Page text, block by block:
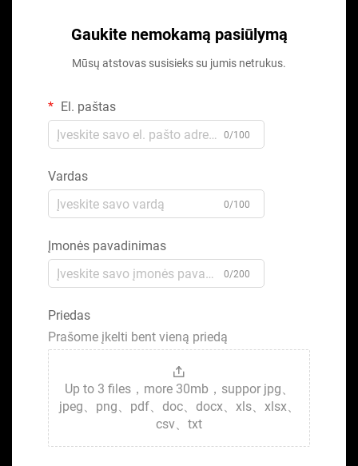
Gaukite nemokamą pasiūlymą
Mūsų atstovas susisieks su jumis netrukus.
El. paštas
0/100
Vardas
0/100
Įmonės pavadinimas
0/200
Priedas
Prašome įkelti bent vieną priedą
Up to 3 files，more 30mb，suppor jpg、
jpeg、png、pdf、doc、docx、xls、xlsx、
csv、txt